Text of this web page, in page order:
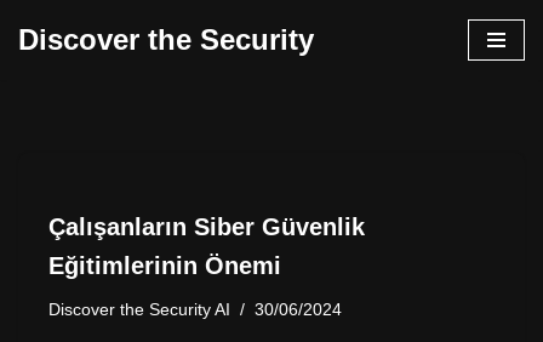
Discover the Security
Çalışanların Siber Güvenlik
Eğitimlerinin Önemi
Discover the Security AI 30/06/2024